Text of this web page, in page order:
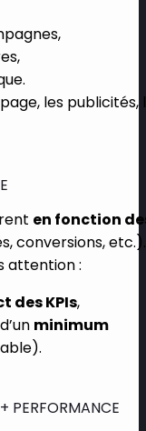
les publicités,
en fonction
conversions, etc.).
attention :
des KPIs,
minimum
PERFORMANCE